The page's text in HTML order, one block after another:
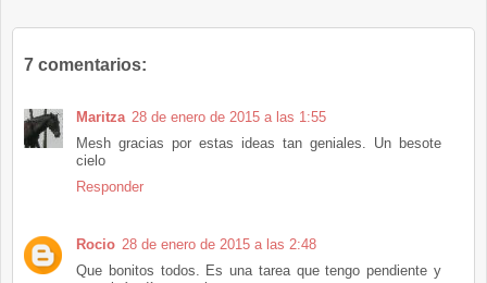
7 comentarios:
Maritza 28 de enero de 2015 a las 1:55
Mesh gracias por estas ideas tan geniales. Un besote
cielo
Responder
Rocio 28 de enero de 2015 a las 2:48
Que bonitos todos. Es una tarea que tengo pendiente y